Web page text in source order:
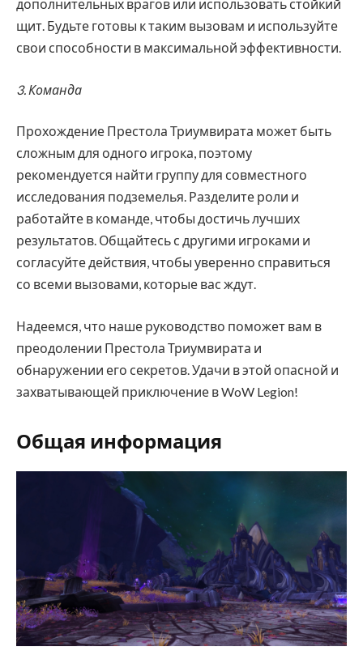
дополнительных врагов или использовать стойкий
щит. Будьте готовы к таким вызовам и используйте
свои способности в максимальной эффективности.
3. Команда
Прохождение Престола Триумвирата может быть
сложным для одного игрока, поэтому
рекомендуется найти группу для совместного
исследования подземелья. Разделите роли и
работайте в команде, чтобы достичь лучших
результатов. Общайтесь с другими игроками и
согласуйте действия, чтобы уверенно справиться
со всеми вызовами, которые вас ждут.
Надеемся, что наше руководство поможет вам в
преодолении Престола Триумвирата и
обнаружении его секретов. Удачи в этой опасной и
захватывающей приключение в WoW Legion!
Общая информация